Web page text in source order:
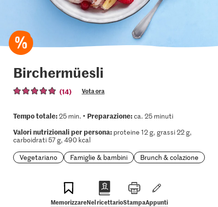
Birchermüesli
(14) Vota ora
Tempo totale:25 min. • Preparazione:ca. 25 minuti
Valori nutrizionali per persona:proteine 12 g, grassi 22 g,
carboidrati 57 g, 490 kcal
Vegetariano
Famiglie & bambini Brunch & colazione
MemorizzareNel ricettarioStampaAppunti